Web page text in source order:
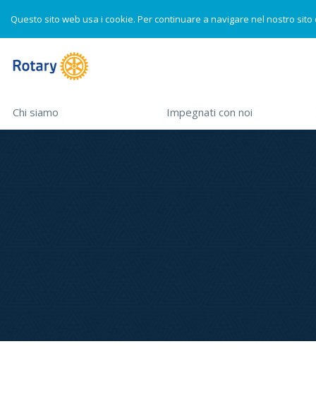
Questo sito web usa i cookie. Per continuare a navigare nel nostro
Skip to main content
MAIN
MENU
Chi siamo (down arrow opens sub-menu)>
Impegnati con noi (down